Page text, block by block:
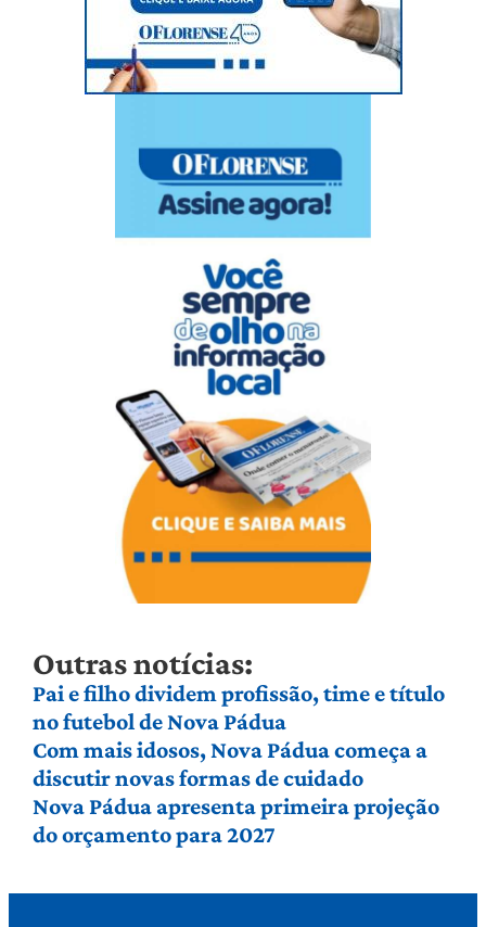
Outras notícias:
Pai e filho dividem profissão, time e título
no futebol de Nova Pádua
Com mais idosos, Nova Pádua começa a
discutir novas formas de cuidado
Nova Pádua apresenta primeira projeção
do orçamento para 2027